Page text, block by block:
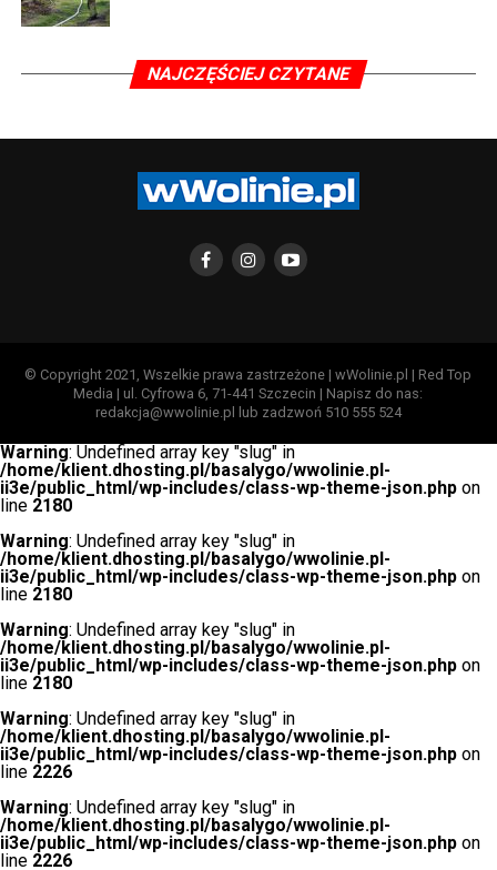
NAJCZĘŚCIEJ CZYTANE
© Copyright 2021, Wszelkie prawa zastrzeżone | wWolinie.pl | Red Top
Media | ul. Cyfrowa 6, 71-441 Szczecin | Napisz do nas:
redakcja@wwolinie.pl lub zadzwoń 510 555 524
Warning: Undefined array key "slug" in
/home/klient.dhosting.pl/basalygo/wwolinie.pl-
ii3e/public_html/wp-includes/class-wp-theme-json.php on
line 2180
Warning: Undefined array key "slug" in
/home/klient.dhosting.pl/basalygo/wwolinie.pl-
ii3e/public_html/wp-includes/class-wp-theme-json.php on
line 2180
Warning: Undefined array key "slug" in
/home/klient.dhosting.pl/basalygo/wwolinie.pl-
ii3e/public_html/wp-includes/class-wp-theme-json.php on
line 2180
Warning: Undefined array key "slug" in
/home/klient.dhosting.pl/basalygo/wwolinie.pl-
ii3e/public_html/wp-includes/class-wp-theme-json.php on
line 2226
Warning: Undefined array key "slug" in
/home/klient.dhosting.pl/basalygo/wwolinie.pl-
ii3e/public_html/wp-includes/class-wp-theme-json.php on
line 2226